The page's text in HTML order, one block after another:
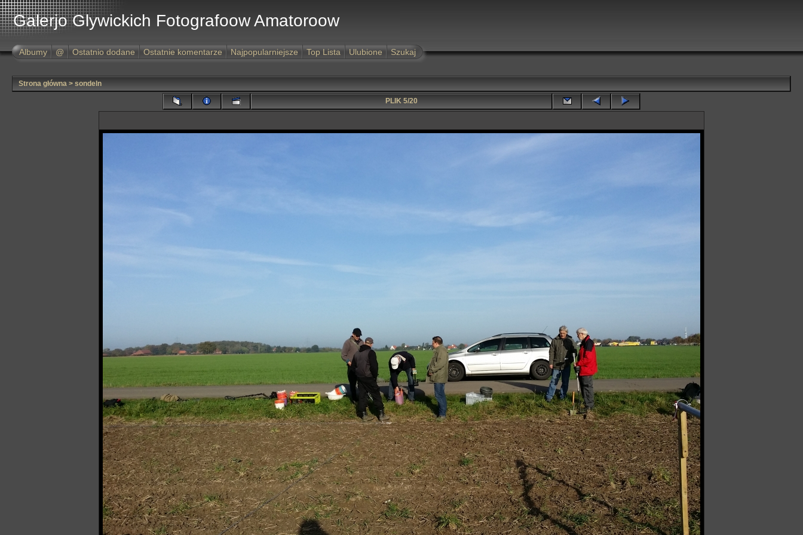
Galerjo Glywickich Fotografoow Amatoroow
Albumy @ Ostatnio dodane Ostatnie komentarze Najpopularniejsze Top Lista Ulubione Szukaj
Strona główna > sondeln
PLIK 5/20